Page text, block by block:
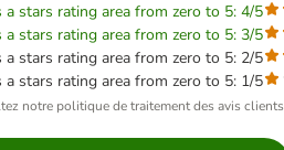
a stars rating area from zero to 5: 4/5
a stars rating area from zero to 5: 3/5
a stars rating area from zero to 5: 2/5
a stars rating area from zero to 5: 1/5
notre politique de traitement des avis clients